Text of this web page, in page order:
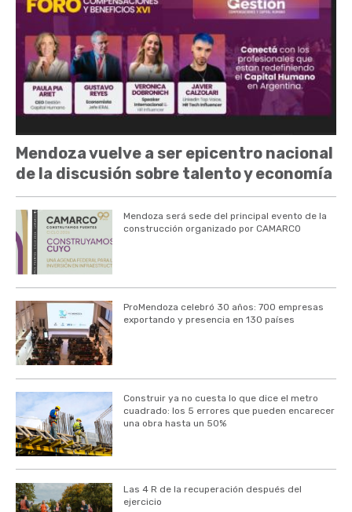
Mendoza vuelve a ser epicentro nacional
de la discusión sobre talento y economía
Mendoza será sede del principal evento de la
construcción organizado por CAMARCO
ProMendoza celebró 30 años: 700 empresas
exportando y presencia en 130 países
Construir ya no cuesta lo que dice el metro
cuadrado: los 5 errores que pueden encarecer
una obra hasta un 50%
Las 4 R de la recuperación después del
ejercicio